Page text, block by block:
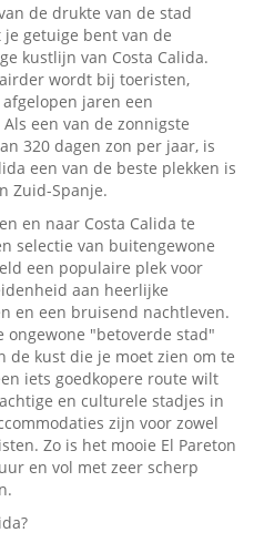
de drukte van de stad
getuige bent van de
kustlijn van Costa Calida.
wordt bij toeristen,
jaren een
een van de zonnigste
320 dagen zon per jaar, is
een van de beste plekken is
Zuid-Spanje.
en naar Costa Calida te
selectie van buitengewone
een populaire plek voor
aan heerlijke
en een bruisend nachtleven.
ongewone "betoverde stad"
de kust die je moet zien om te
iets goedkopere route wilt
en culturele stadjes in
zijn voor zowel
Zo is het mooie El Pareton
en vol met zeer scherp